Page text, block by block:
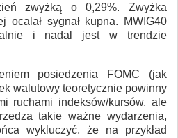
zwyżką o 0,29%. Zwyżka
ocalał sygnał kupna. MWIG40
i nadal jest w trendzie
posiedzenia FOMC (jak
walutowy teoretycznie powinny
ruchami indeksów/kursów, ale
takie ważne wydarzenia,
wykluczyć, że na przykład